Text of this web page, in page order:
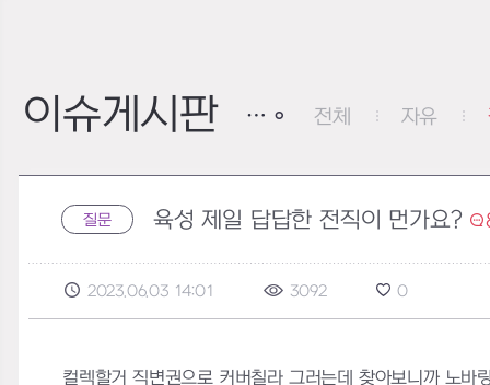
이슈게시판 전체 자유
질문 육성 제일 답답한 전직이 먼가요?
2023.06.03 14:01 3092 0
컬렉할거 직변권으로 커버칠라 그러는데 찾아보니까 노